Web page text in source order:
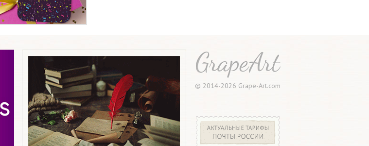
© 2014-2026 Grape-Art.com